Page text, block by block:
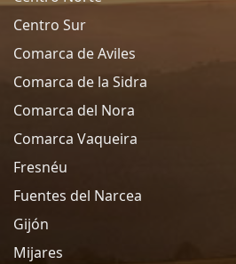
Centro Sur
Comarca de Aviles
Comarca de la Sidra
Comarca del Nora
Comarca Vaqueira
Fresnéu
Fuentes del Narcea
Gijón
Mijares